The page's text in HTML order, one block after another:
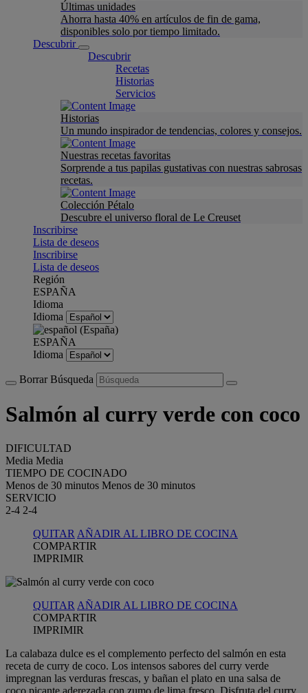
Últimas unidades
Ahorra hasta 40% en artículos de fin de gama,
disponibles solo por tiempo limitado.
Descubrir
Descubrir
Recetas
Historias
Servicios
Historias
Un mundo inspirador de tendencias, colores y consejos.
Nuestras recetas favoritas
Sorprende a tus papilas gustativas con nuestras sabrosas
recetas.
Colección Pétalo
Descubre el universo floral de Le Creuset
Inscribirse
Lista de deseos
Inscribirse
Lista de deseos
Región
ESPAÑA
Idioma
Idioma
ESPAÑA
Idioma
Borrar Búsqueda
Salmón al curry verde con coco
DIFICULTAD
Media Media
TIEMPO DE COCINADO
Menos de 30 minutos Menos de 30 minutos
SERVICIO
2-4 2-4
QUITAR AÑADIR AL LIBRO DE COCINA
COMPARTIR
IMPRIMIR
QUITAR AÑADIR AL LIBRO DE COCINA
COMPARTIR
IMPRIMIR
La calabaza dulce es el complemento perfecto del salmón en esta
receta de curry de coco. Los intensos sabores del curry verde
impregnan las verduras frescas, y bañan el plato en una salsa de
coco picante aderezada con zumo de lima fresco. Disfruta del curry